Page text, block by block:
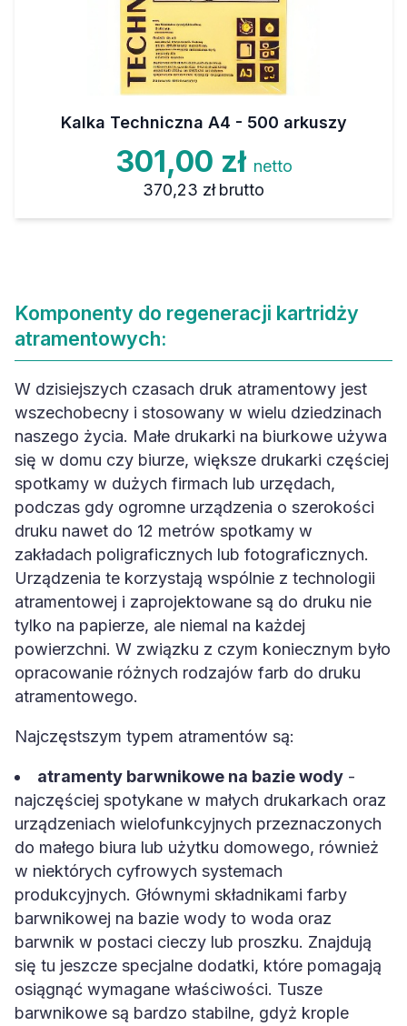
Kalka Techniczna A4 - 500 arkuszy
301,00 zł netto
370,23 zł brutto
Komponenty do regeneracji kartridży
atramentowych:
W dzisiejszych czasach druk atramentowy jest
wszechobecny i stosowany w wielu dziedzinach
naszego życia. Małe drukarki na biurkowe używa
się w domu czy biurze, większe drukarki częściej
spotkamy w dużych firmach lub urzędach,
podczas gdy ogromne urządzenia o szerokości
druku nawet do 12 metrów spotkamy w
zakładach poligraficznych lub fotograficznych.
Urządzenia te korzystają wspólnie z technologii
atramentowej i zaprojektowane są do druku nie
tylko na papierze, ale niemal na każdej
powierzchni. W związku z czym koniecznym było
opracowanie różnych rodzajów farb do druku
atramentowego.
Najczęstszym typem atramentów są:
atramenty barwnikowe na bazie wody -
najczęściej spotykane w małych drukarkach oraz
urządzeniach wielofunkcyjnych przeznaczonych
do małego biura lub użytku domowego, również
w niektórych cyfrowych systemach
produkcyjnych. Głównymi składnikami farby
barwnikowej na bazie wody to woda oraz
barwnik w postaci cieczy lub proszku. Znajdują
się tu jeszcze specjalne dodatki, które pomagają
osiągnąć wymagane właściwości. Tusze
barwnikowe są bardzo stabilne, gdyż krople